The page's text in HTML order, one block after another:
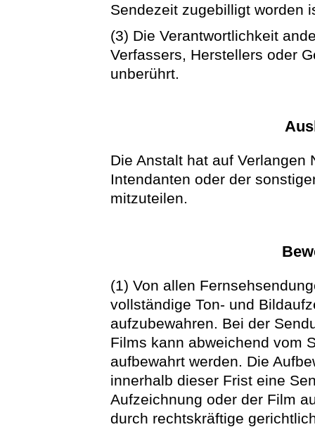
Sendezeit zugebilligt worden
(3) Die Verantwortlichkeit
Verfassers, Herstellers oder
unberührt.
Die Anstalt hat auf Verlangen
Intendanten oder der
mitzuteilen.
(1) Von allen
vollständige Ton- und
aufzubewahren. Bei der
Films kann abweichend vom
aufbewahrt werden. Die
innerhalb dieser Frist eine
Aufzeichnung oder der Film
durch rechtskräftige